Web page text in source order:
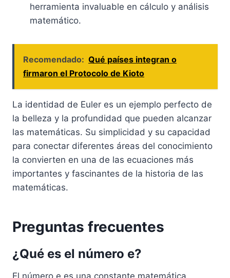
herramienta invaluable en cálculo y análisis
matemático.
Recomendado: Qué países integran o
firmaron el Protocolo de Kioto
La identidad de Euler es un ejemplo perfecto de
la belleza y la profundidad que pueden alcanzar
las matemáticas. Su simplicidad y su capacidad
para conectar diferentes áreas del conocimiento
la convierten en una de las ecuaciones más
importantes y fascinantes de la historia de las
matemáticas.
Preguntas frecuentes
¿Qué es el número e?
El número e es una constante matemática